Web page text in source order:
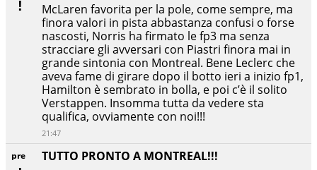
pre
TUTTO PRONTO A MONTREAL!!!
McLaren favorita per la pole, come sempre, ma
finora valori in pista abbastanza confusi o forse
nascosti, Norris ha firmato le fp3 ma senza
stracciare gli avversari con Piastri finora mai in
grande sintonia con Montreal. Bene Leclerc che
aveva fame di girare dopo il botto ieri a inizio fp1,
Hamilton è sembrato in bolla, e poi c’è il solito
Verstappen. Insomma tutta da vedere sta
qualifica, ovviamente con noi!!!
21:47